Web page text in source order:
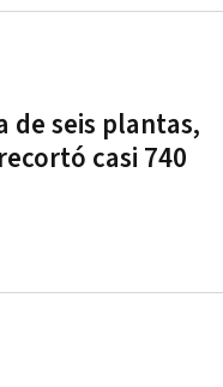
de seis plantas,
casi 740